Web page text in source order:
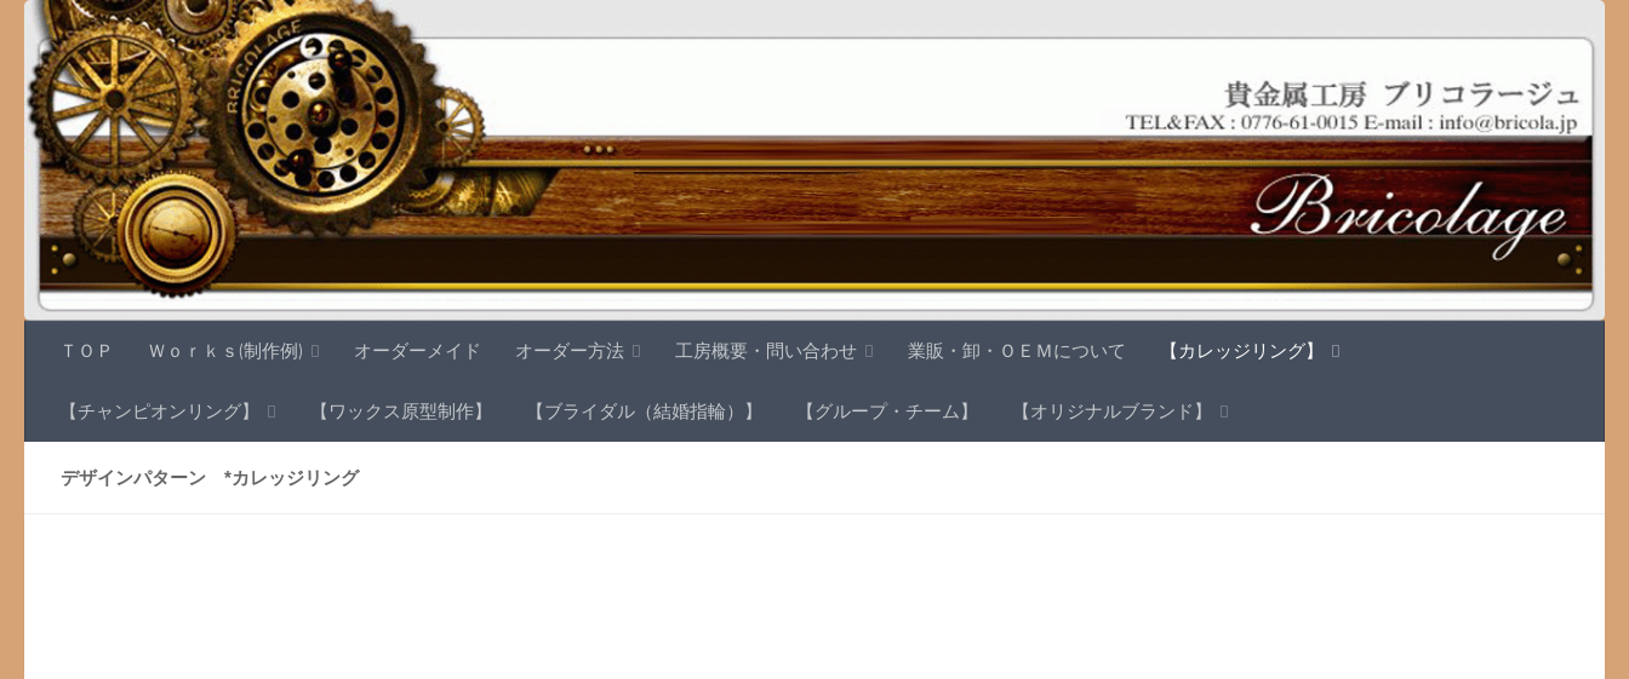
コンテンツへスキップ
ＴＯＰ Ｗｏｒｋｓ(制作例) オーダーメイド オーダー方法 工房概要・問い合わせ 業販・卸・ＯＥＭについて 【カレッジリング】
【チャンピオンリング】 【ワックス原型制作】 【ブライダル（結婚指輪）】 【グループ・チーム】 【オリジナルブランド】
デザインパターン *カレッジリング